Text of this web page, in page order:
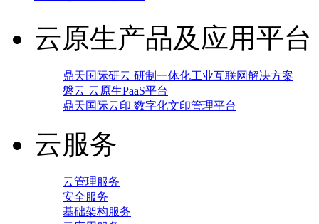
云原生产品及应用平台
鼎天国际研云 研制一体化工业互联网解决方案
磐云 云原生PaaS平台
鼎天国际云印 数字化文印管理平台
云服务
云管理服务
安全服务
基础架构服务